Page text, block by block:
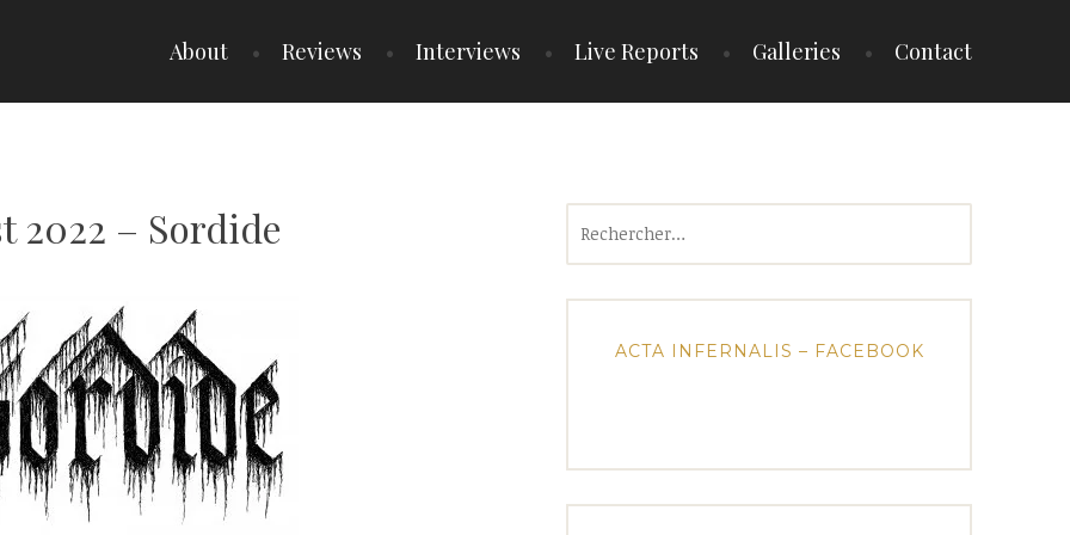
About Reviews Interviews Live Reports Galleries Contact
2022 – Sordide
ACTA INFERNALIS – FACEBOOK